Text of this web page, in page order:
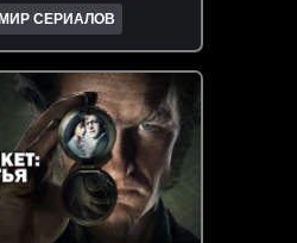
МИР СЕРИАЛОВ